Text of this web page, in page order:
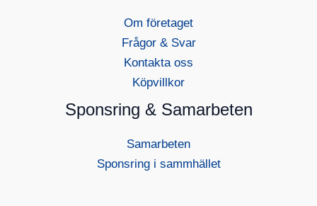
Om företaget
Frågor & Svar
Kontakta oss
Köpvillkor
Sponsring & Samarbeten
Samarbeten
Sponsring i sammhället